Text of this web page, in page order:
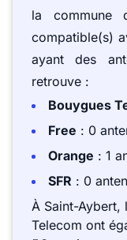
la commune
compatible(s)
ayant des
retrouve :
Bouygues
Free : 0
Orange : 1
SFR : 0
À Saint-Aybert,
Telecom ont